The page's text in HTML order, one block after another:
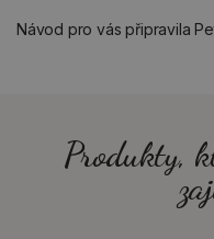
Návod pro vás připravila
Produkty,